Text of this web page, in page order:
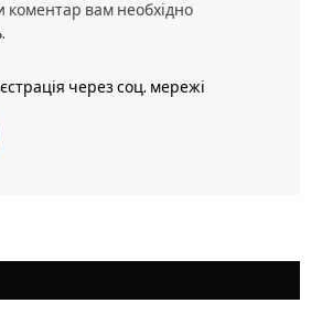
коментар вам необхідно
.
через соц. мережі